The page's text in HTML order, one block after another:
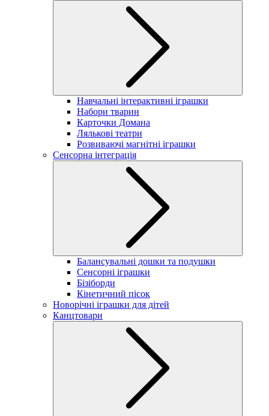
Навчальні інтерактивні іграшки
Набори тварин
Карточки Домана
Лялькові театри
Розвиваючі магнітні іграшки
Сенсорна інтеграція
Балансувальні дошки та подушки
Сенсорні іграшки
Бізіборди
Кінетичний пісок
Новорічні іграшки для дітей
Канцтовари